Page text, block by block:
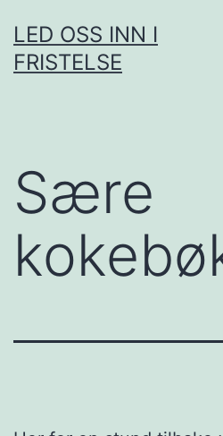
to
content
LED OSS INN I
FRISTELSE
Sære